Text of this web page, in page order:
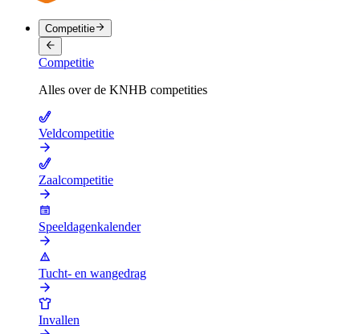
Competitie
Competitie
Alles over de KNHB competities
Veldcompetitie
Zaalcompetitie
Speeldagenkalender
Tucht- en wangedrag
Invallen